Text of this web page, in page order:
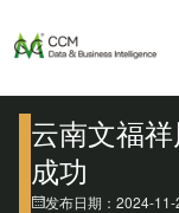
云南文福
成功
发布日期：2024-11-